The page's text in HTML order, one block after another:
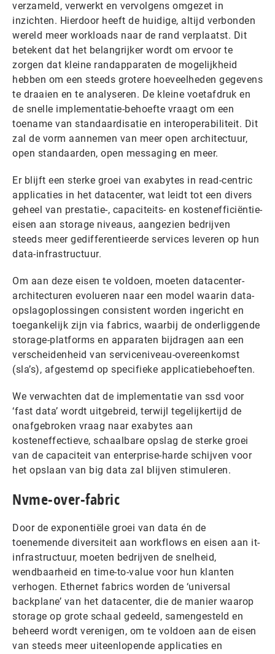
verzameld, verwerkt en vervolgens omgezet in
inzichten. Hierdoor heeft de huidige, altijd verbonden
wereld meer workloads naar de rand verplaatst. Dit
betekent dat het belangrijker wordt om ervoor te
zorgen dat kleine randapparaten de mogelijkheid
hebben om een steeds grotere hoeveelheden gegevens
te draaien en te analyseren. De kleine voetafdruk en
de snelle implementatie-behoefte vraagt om een
toename van standaardisatie en interoperabiliteit. Dit
zal de vorm aannemen van meer open architectuur,
open standaarden, open messaging en meer.
Er blijft een sterke groei van exabytes in read-centric
applicaties in het datacenter, wat leidt tot een divers
geheel van prestatie-, capaciteits- en kostenefficiëntie-
eisen aan storage niveaus, aangezien bedrijven
steeds meer gedifferentieerde services leveren op hun
data-infrastructuur.
Om aan deze eisen te voldoen, moeten datacenter-
architecturen evolueren naar een model waarin data-
opslagoplossingen consistent worden ingericht en
toegankelijk zijn via fabrics, waarbij de onderliggende
storage-platforms en apparaten bijdragen aan een
verscheidenheid van serviceniveau-overeenkomst
(sla’s), afgestemd op specifieke applicatiebehoeften.
We verwachten dat de implementatie van ssd voor
‘fast data’ wordt uitgebreid, terwijl tegelijkertijd de
onafgebroken vraag naar exabytes aan
kosteneffectieve, schaalbare opslag de sterke groei
van de capaciteit van enterprise-harde schijven voor
het opslaan van big data zal blijven stimuleren.
Nvme-over-fabric
Door de exponentiële groei van data én de
toenemende diversiteit aan workflows en eisen aan it-
infrastructuur, moeten bedrijven de snelheid,
wendbaarheid en time-to-value voor hun klanten
verhogen. Ethernet fabrics worden de ‘universal
backplane’ van het datacenter, die de manier waarop
storage op grote schaal gedeeld, samengesteld en
beheerd wordt verenigen, om te voldoen aan de eisen
van steeds meer uiteenlopende applicaties en